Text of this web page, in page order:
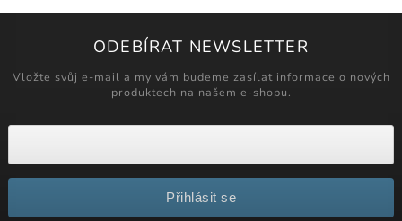
ODEBÍRAT NEWSLETTER
Vložte svůj e-mail a my vám budeme zasílat informace o nových
produktech na našem e-shopu.
Přihlásit se